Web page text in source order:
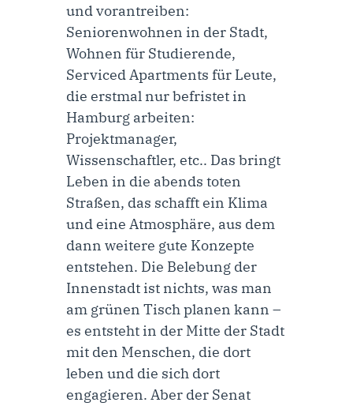
und vorantreiben:
Seniorenwohnen in der Stadt,
Wohnen für Studierende,
Serviced Apartments für Leute,
die erstmal nur befristet in
Hamburg arbeiten:
Projektmanager,
Wissenschaftler, etc.. Das bringt
Leben in die abends toten
Straßen, das schafft ein Klima
und eine Atmosphäre, aus dem
dann weitere gute Konzepte
entstehen. Die Belebung der
Innenstadt ist nichts, was man
am grünen Tisch planen kann –
es entsteht in der Mitte der Stadt
mit den Menschen, die dort
leben und die sich dort
engagieren. Aber der Senat